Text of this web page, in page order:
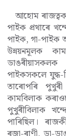
আহোম
পাইক প্ৰথাৰে
পাইক, গা-পাইক
উন্নয়নমূলক
পাইকসকলে যুদ্ধ-
তাৰোপৰি
কামবিলাক
পুখুৰীবিলাক
পাৰিছিল।